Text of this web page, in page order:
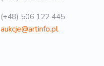
(+48) 506 122 445
aukcje@artinfo.pl